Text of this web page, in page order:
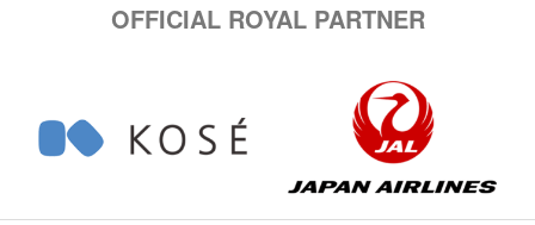
OFFICIAL ROYAL PARTNER